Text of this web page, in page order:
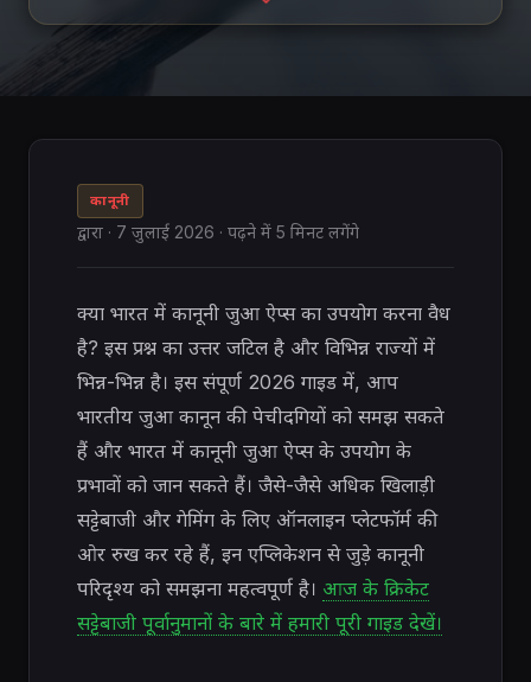
कानूनी
द्वारा · 7 जुलाई 2026 · पढ़ने में 5 मिनट लगेंगे
क्या भारत में कानूनी जुआ ऐप्स का उपयोग करना वैध
है? इस प्रश्न का उत्तर जटिल है और विभिन्न राज्यों में
भिन्न-भिन्न है। इस संपूर्ण 2026 गाइड में, आप
भारतीय जुआ कानून की पेचीदगियों को समझ सकते
हैं और भारत में कानूनी जुआ ऐप्स के उपयोग के
प्रभावों को जान सकते हैं। जैसे-जैसे अधिक खिलाड़ी
सट्टेबाजी और गेमिंग के लिए ऑनलाइन प्लेटफॉर्म की
ओर रुख कर रहे हैं, इन एप्लिकेशन से जुड़े कानूनी
परिदृश्य को समझना महत्वपूर्ण है। आज के क्रिकेट
सट्टेबाजी पूर्वानुमानों के बारे में हमारी पूरी गाइड देखें।